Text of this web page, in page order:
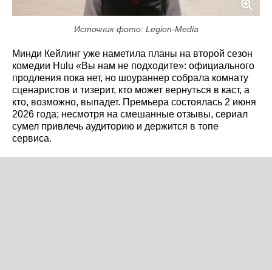
Источник фото: Legion-Media
Минди Кейлинг уже наметила планы на второй сезон
комедии Hulu «Вы нам не подходите»: официального
продления пока нет, но шоураннер собрала комнату
сценаристов и тизерит, кто может вернуться в каст, а
кто, возможно, выпадет. Премьера состоялась 2 июня
2026 года; несмотря на смешанные отзывы, сериал
сумел привлечь аудиторию и держится в топе
сервиса.